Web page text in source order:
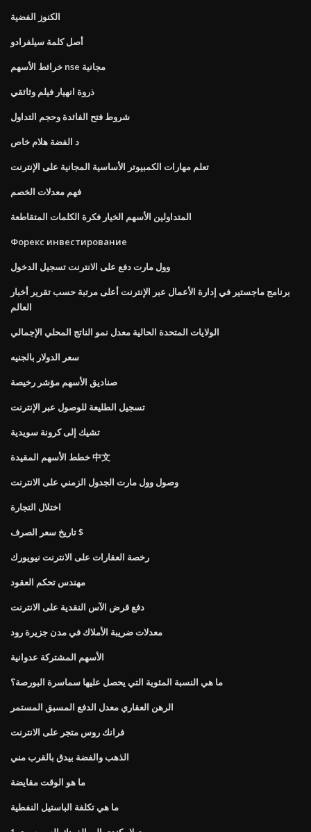
الكنوز الفضية
أصل كلمة سيلفرادو
خرائط الأسهم nse مجانية
ذروة انهيار فيلم وثائقي
شروط فتح الفائدة وحجم التداول
د الفضة هلام خاص
تعلم مهارات الكمبيوتر الأساسية المجانية على الإنترنت
فهم معدلات الخصم
المتداولين الأسهم الخيار فكرة الكلمات المتقاطعة
Форекс инвестирование
وول مارت دفع على الانترنت تسجيل الدخول
برنامج ماجستير في إدارة الأعمال عبر الإنترنت أعلى مرتبة حسب تقرير أخبار
العالم
الولايات المتحدة الحالية معدل نمو الناتج المحلي الإجمالي
سعر الدولار بالجنيه
صناديق الأسهم مؤشر رخيصة
تسجيل الطليعة للوصول عبر الإنترنت
تشيك إلى كرونة سويدية
خطط الأسهم المقيدة 中文
وصول وول مارت الجدول الزمني على الانترنت
اختلال التجارة
تاريخ سعر الصرف $
رخصة العقارات على الانترنت نيويورك
مهندس تحكم العقود
دفع قرض الآس النقدية على الانترنت
معدلات ضريبة الأملاك في مدن جزيرة رود
الأسهم المشتركة عدوانية
ما هي النسبة المئوية التي يحصل عليها سماسرة البورصة؟
الرهن العقاري معدل الدفع المسبق المستمر
فرانك روس متجر على الانترنت
الذهب والفضة بيدق بالقرب مني
ما هو الوقت مقايضة
ما هي تكلفة الباستيل النفطية